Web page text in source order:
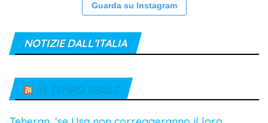
Guarda su Instagram
NOTIZIE DALL’ITALIA
IN TEMPO REALE